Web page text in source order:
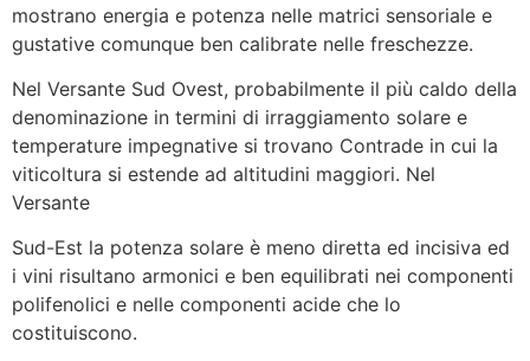
mostrano energia e potenza nelle matrici sensoriale e
gustative comunque ben calibrate nelle freschezze.
Nel Versante Sud Ovest, probabilmente il più caldo della
denominazione in termini di irraggiamento solare e
temperature impegnative si trovano Contrade in cui la
viticoltura si estende ad altitudini maggiori. Nel
Versante
Sud-Est la potenza solare è meno diretta ed incisiva ed
i vini risultano armonici e ben equilibrati nei componenti
polifenolici e nelle componenti acide che lo
costituiscono.